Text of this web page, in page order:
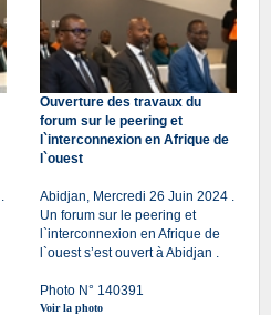
Ouverture des travaux du
forum sur le peering et
l`interconnexion en Afrique de
l`ouest
Abidjan, Mercredi 26 Juin 2024 .
Un forum sur le peering et
l`interconnexion en Afrique de
l`ouest s’est ouvert à Abidjan .
Photo N° 140391
Voir la photo